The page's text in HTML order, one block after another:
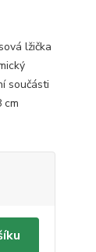
lžička
součásti
cm